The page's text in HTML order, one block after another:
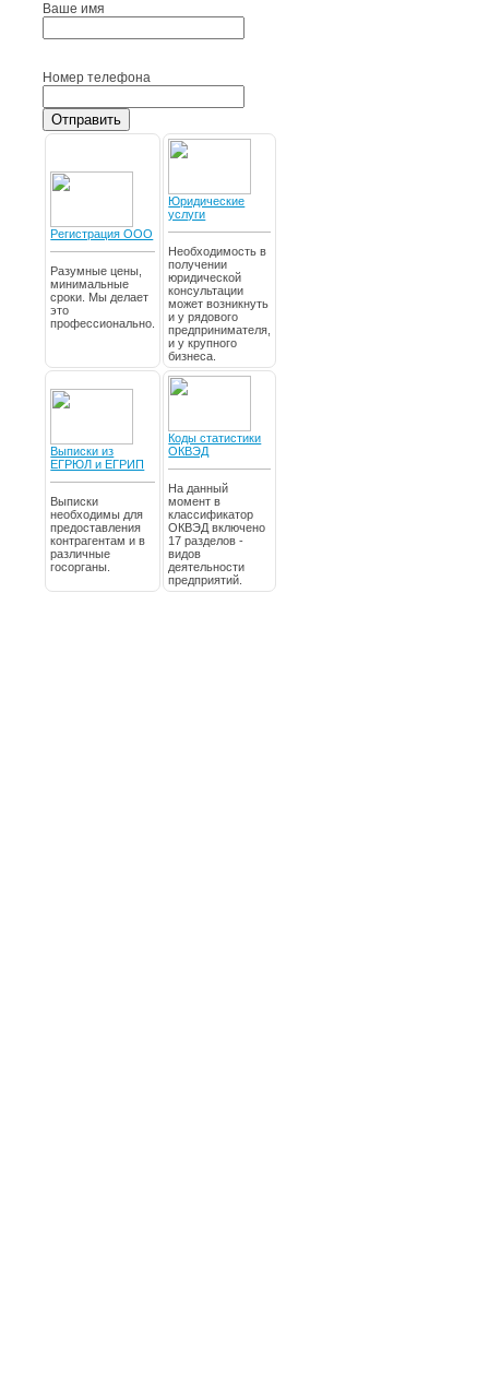
Ваше имя
Номер телефона
Отправить
Регистрация ООО
Разумные цены,
минимальные
сроки. Мы делает
это
профессионально.
Юридические
услуги
Необходимость в
получении
юридической
консультации
может возникнуть
и у рядового
предпринимателя,
и у крупного
бизнеса.
Выписки из
ЕГРЮЛ и ЕГРИП
Выписки
необходимы для
предоставления
контрагентам и в
различные
госорганы.
Коды статистики
ОКВЭД
На данный
момент в
классификатор
ОКВЭД включено
17 разделов -
видов
деятельности
предприятий.